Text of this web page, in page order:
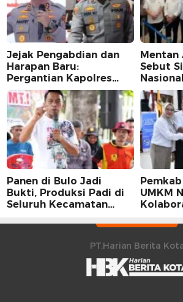
Jejak Pengabdian dan
Harapan Baru:
Pergantian Kapolres
Sidrap dalam Perspektif
Karier Dua Perwira
Mentan
Sebut
Panen di Bulo Jadi
Bukti, Produksi Padi di
Seluruh Kecamatan
Peningkatan
UMKM
PT.Harian Berita